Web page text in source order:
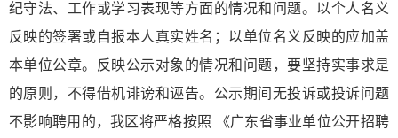
纪守法、工作或学习表现等方面的情况和问题。以个人名义
反映的签署或自报本人真实姓名；以单位名义反映的应加盖
本单位公章。反映公示对象的情况和问题，要坚持实事求是
的原则，不得借机诽谤和诬告。公示期间无投诉或投诉问题
不影响聘用的，我区将严格按照 《广东省事业单位公开招聘